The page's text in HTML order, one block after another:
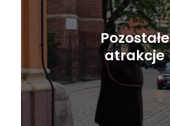
Pozostałe
atrakcje